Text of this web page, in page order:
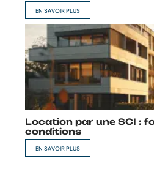
EN SAVOIR PLUS
Location par une SCI :
conditions
EN SAVOIR PLUS